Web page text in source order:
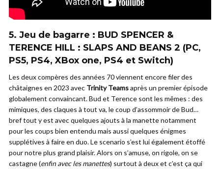
5. Jeu de bagarre : BUD SPENCER &
TERENCE HILL : SLAPS AND BEANS 2 (PC,
PS5, PS4, XBox one, PS4 et Switch)
Les deux compères des années 70 viennent encore filer des
châtaignes en 2023 avec Trinity Teamsaprès un premier épisode
globalement convaincant. Bud et Terence sont les mêmes : des
mimiques, des claques à tout va, le coup d’assommoir de Bud…
bref tout y est avec quelques ajouts à la manette notamment
pour les coups bien entendu mais aussi quelques énigmes
supplétives à faire en duo. Le scenario s’est lui également étoffé
pour notre plus grand plaisir. Alors on s’amuse, on rigole, on se
castagne (enfin avec les manettes) surtout à deux et c’est ça qui